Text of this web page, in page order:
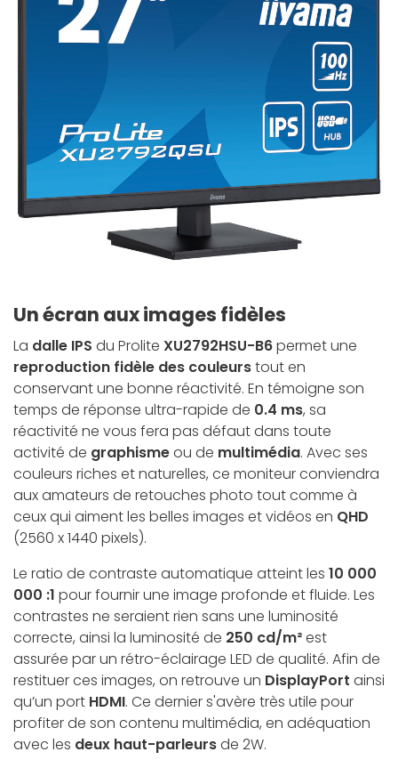
Un écran aux images fidèles
La dalle IPS du Prolite XU2792HSU-B6permet une
reproduction fidèle des couleurstout en
conservant une bonne réactivité. En témoigne son
temps de réponse ultra-rapide de 0.4 ms, sa
réactivité ne vous fera pas défaut dans toute
activité de graphismeou de multimédia. Avec ses
couleurs riches et naturelles, ce moniteur conviendra
aux amateurs de retouches photo tout comme à
ceux qui aiment les belles images et vidéos en QHD
(2560 x 1440 pixels).
Le ratio de contraste automatique atteint les 10 000
000 :1 pour fournir une image profonde et fluide. Les
contrastes ne seraient rien sans une luminosité
correcte, ainsi la luminosité de 250 cd/m²est
assurée par un rétro-éclairage LED de qualité. Afin de
restituer ces images, on retrouve un DisplayPort ainsi
qu’un port HDMI. Ce dernier s'avère très utile pour
profiter de son contenu multimédia, en adéquation
avec les deux haut-parleursde 2W.